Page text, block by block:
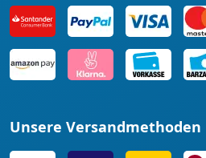
Unsere Versandmethoden